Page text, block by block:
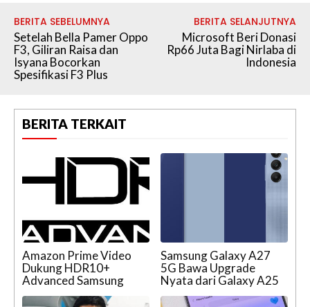
BERITA SEBELUMNYA
Setelah Bella Pamer Oppo
F3, Giliran Raisa dan
Isyana Bocorkan
Spesifikasi F3 Plus
BERITA SELANJUTNYA
Microsoft Beri Donasi
Rp66 Juta Bagi Nirlaba di
Indonesia
BERITA TERKAIT
Amazon Prime Video
Dukung HDR10+
Advanced Samsung
Samsung Galaxy A27
5G Bawa Upgrade
Nyata dari Galaxy A25